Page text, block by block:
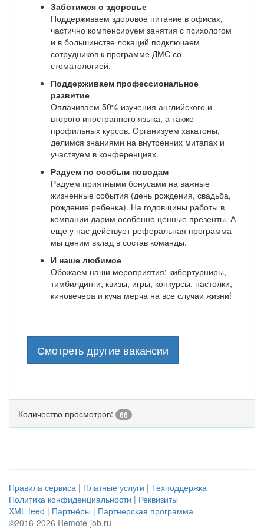
Заботимся о здоровье
Поддерживаем здоровое питание в офисах,
частично компенсируем занятия с психологом
и в большинстве локаций подключаем
сотрудников к программе ДМС со
стоматологией.
Поддерживаем профессиональное
развитие
Оплачиваем 50% изучения английского и
второго иностранного языка, а также
профильных курсов. Организуем хакатоны,
делимся знаниями на внутренних митапах и
участвуем в конференциях.
Радуем по особым поводам
Радуем приятными бонусами на важные
жизненные события (день рождения, свадьба,
рождение ребенка). На годовщины работы в
компании дарим особенно ценные презенты. А
еще у нас действует реферальная программа
мы ценим вклад в состав команды.
И наше любимое
Обожаем наши мероприятия: кибертурниры,
тимбилдинги, квизы, игры, конкурсы, настолки,
киновечера и куча мерча на все случаи жизни!
Смотреть другие вакансии
Количество просмотров: 66
Правила сервиса | Платные услуги | Техподдержка
Политика конфиденциальности | Реквизиты
XML feed | Партнёры | Партнерская программа
©2016-2026 Remote-job.ru